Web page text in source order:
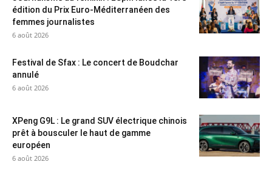
édition du Prix Euro-Méditerranéen des
femmes journalistes
6 août 2026
Festival de Sfax : Le concert de Boudchar
annulé
6 août 2026
XPeng G9L : Le grand SUV électrique chinois
prêt à bousculer le haut de gamme
européen
6 août 2026